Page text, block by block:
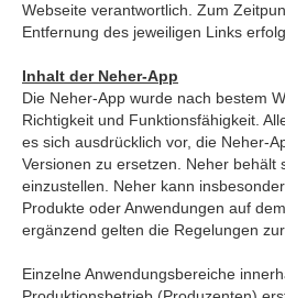
Webseite verantwortlich. Zum
Entfernung des jeweiligen Links
Inhalt der Neher-App
Die Neher-App wurde nach bestem
Richtigkeit und Funktionsfähigkeit.
es sich ausdrücklich vor, die Neher-
Versionen zu ersetzen. Neher
einzustellen. Neher kann
Produkte oder Anwendungen auf
ergänzend gelten die Regelungen
Einzelne Anwendungsbereiche